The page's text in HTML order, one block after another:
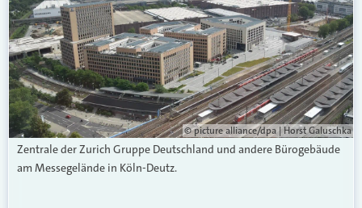
© picture alliance/dpa | Horst Galuschka
Zentrale der Zurich Gruppe Deutschland und andere Bürogebäude
am Messegelände in Köln-Deutz.